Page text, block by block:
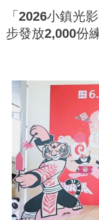
「2026小鎮光
步發放2,000份